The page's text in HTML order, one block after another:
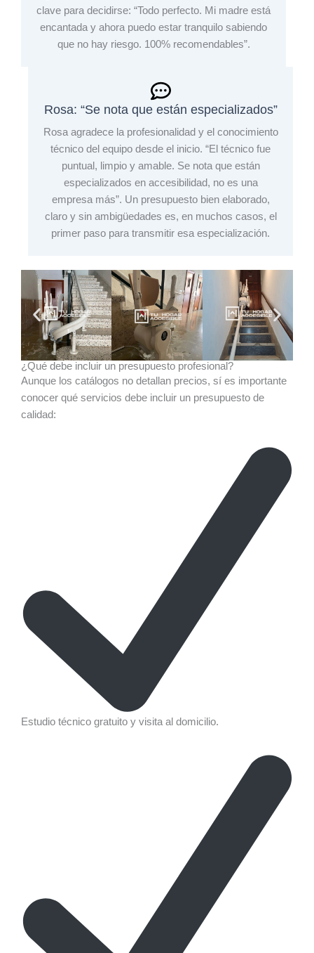
clave para decidirse: “Todo perfecto. Mi madre está
encantada y ahora puedo estar tranquilo sabiendo
que no hay riesgo. 100% recomendables”.
Rosa: “Se nota que están especializados”
Rosa agradece la profesionalidad y el conocimiento
técnico del equipo desde el inicio. “El técnico fue
puntual, limpio y amable. Se nota que están
especializados en accesibilidad, no es una
empresa más”. Un presupuesto bien elaborado,
claro y sin ambigüedades es, en muchos casos, el
primer paso para transmitir esa especialización.
¿Qué debe incluir un presupuesto profesional?
Aunque los catálogos no detallan precios, sí es importante
conocer qué servicios debe incluir un presupuesto de
calidad:
Estudio técnico gratuito y visita al domicilio.